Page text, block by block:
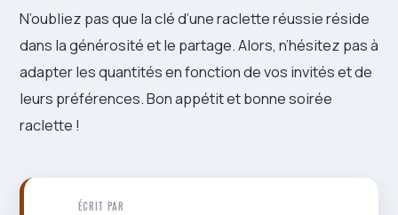
N’oubliez pas que la clé d’une raclette réussie réside
dans la générosité et le partage. Alors, n’hésitez pas à
adapter les quantités en fonction de vos invités et de
leurs préférences. Bon appétit et bonne soirée
raclette !
ÉCRIT PAR